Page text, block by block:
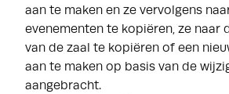
aan te maken en ze vervolgens
evenementen te kopiëren, ze naar
van de zaal te kopiëren of een
aan te maken op basis van de
aangebracht.